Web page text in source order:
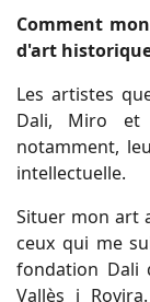
Comment
d'art
Les artistes
Dali, Miro et
notamment,
intellectuelle.
Situer mon art
ceux qui me
fondation
Vallès i